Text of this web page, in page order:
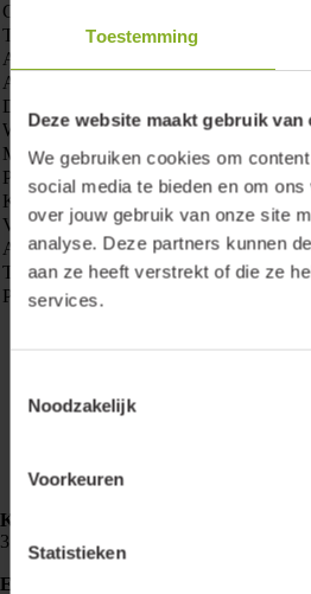
Toestemming
Deze website maakt gebruik van
We gebruiken cookies om
social media te bieden en om
over jouw gebruik van onze site
analyse. Deze partners kunnen
aan ze heeft verstrekt of die ze
services.
Noodzakelijk
Voorkeuren
Statistieken
Geschikt voor
Techniek
Aantal zones
Aantal scenes
Draadloos bereik
Wi-Fi-Compatible
Nee
Merkgebonden
Programmeerbaar
Kleur
Voedingssysteem
Aantal batterijen
2
Type component
Protocol
Klemko Techniek B.V.
3763 LB Soest
E-mailadres